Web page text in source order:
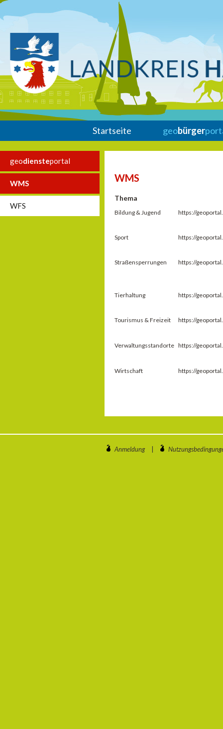
Startseite geobürger
geodiensteportal
WMS
WFS
WMS
Thema
Bildung & Jugend https://
Sport https://
Straßensperrungen https://
Tierhaltung https://
Tourismus & Freizeit https://
Verwaltungsstandorte https://
Wirtschaft https://
Anmeldung